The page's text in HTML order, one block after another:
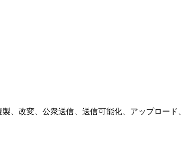
、改変、公衆送信、送信可能化、アップロード、